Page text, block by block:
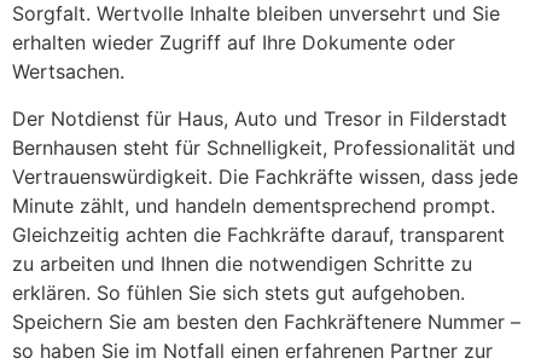
Sorgfalt. Wertvolle Inhalte bleiben unversehrt und Sie
erhalten wieder Zugriff auf Ihre Dokumente oder
Wertsachen.
Der Notdienst für Haus, Auto und Tresor in Filderstadt
Bernhausen steht für Schnelligkeit, Professionalität und
Vertrauenswürdigkeit. Die Fachkräfte wissen, dass jede
Minute zählt, und handeln dementsprechend prompt.
Gleichzeitig achten die Fachkräfte darauf, transparent
zu arbeiten und Ihnen die notwendigen Schritte zu
erklären. So fühlen Sie sich stets gut aufgehoben.
Speichern Sie am besten den Fachkräftenere Nummer –
so haben Sie im Notfall einen erfahrenen Partner zur